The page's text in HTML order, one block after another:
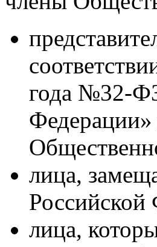
года №32-
Федерации»
лица,
Российской
лица,